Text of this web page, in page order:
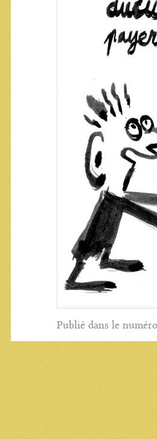
Publié dans le